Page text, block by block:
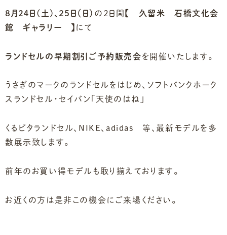
８月２４日(土)、２５日（日） の２日間 【 久留米 石橋文化会
館 ギャラリー 】 にて
ランドセルの早期割引ご予約販売会を開催いたします。
うさぎのマークのランドセルをはじめ、ソフトバンクホーク
スランドセル・セイバン「天使のはね」
くるピタランドセル、NIKE、adidas 等、最新モデルを多
数展示致します。
前年のお買い得モデルも取り揃えております。
お近くの方は是非この機会にご来場ください。